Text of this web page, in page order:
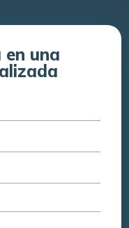
en una